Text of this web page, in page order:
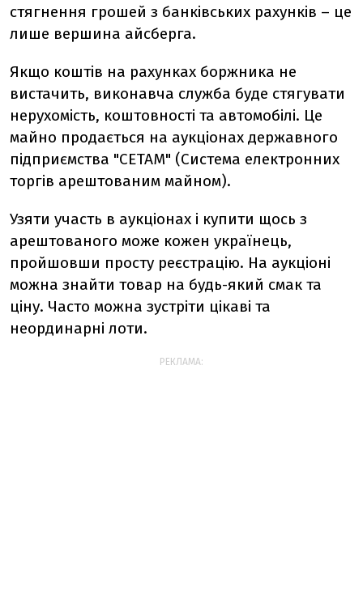
стягнення грошей з банківських рахунків – це
лише вершина айсберга.
Якщо коштів на рахунках боржника не
вистачить, виконавча служба буде стягувати
нерухомість, коштовності та автомобілі. Це
майно продається на аукціонах державного
підприємства "СЕТАМ" (Система електронних
торгів арештованим майном).
Узяти участь в аукціонах і купити щось з
арештованого може кожен українець,
пройшовши просту реєстрацію. На аукціоні
можна знайти товар на будь-який смак та
ціну. Часто можна зустріти цікаві та
неординарні лоти.
РЕКЛАМА: